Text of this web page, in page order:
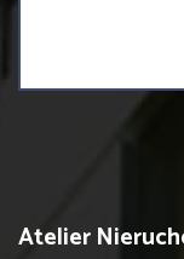
Atelier